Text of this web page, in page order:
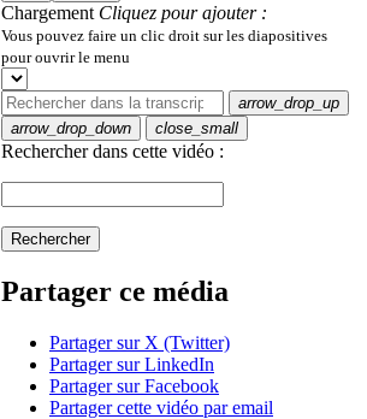
Chargement Cliquez pour ajouter :
Vous pouvez faire un clic droit sur les diapositives
pour ouvrir le menu
arrow_drop_up
arrow_drop_down
close_small
Rechercher dans cette vidéo :
Rechercher
Partager ce média
Partager sur X (Twitter)
Partager sur LinkedIn
Partager sur Facebook
Partager cette vidéo par email